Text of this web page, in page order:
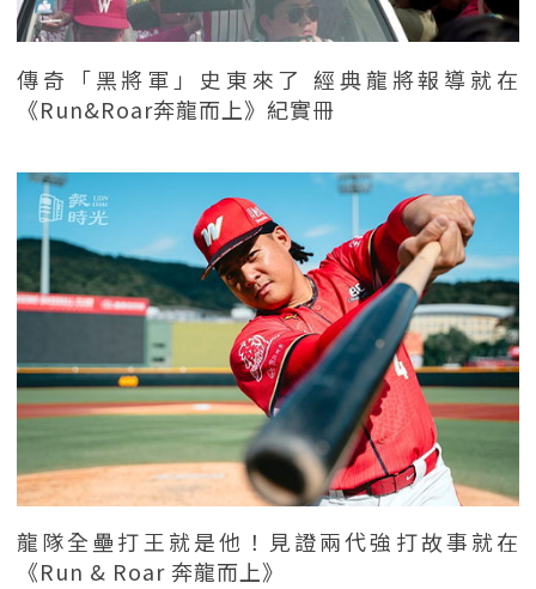
傳奇「黑將軍」史東來了 經典龍將報導就在
《Run&Roar奔龍而上》紀實冊
龍隊全壘打王就是他！見證兩代強打故事就在
《Run & Roar 奔龍而上》